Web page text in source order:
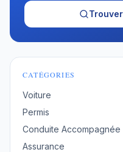
CATÉGORIES
Voiture
Permis
Conduite Accompagnée
Assurance